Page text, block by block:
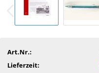
Art.Nr.:
Lieferzeit: